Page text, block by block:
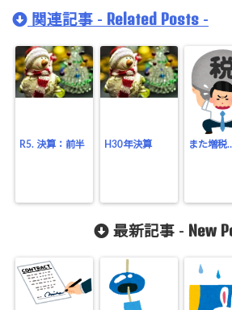
関連記事 - Related Posts -
R5. 決算：前半 H30年決算 また増税
最新記事 - New